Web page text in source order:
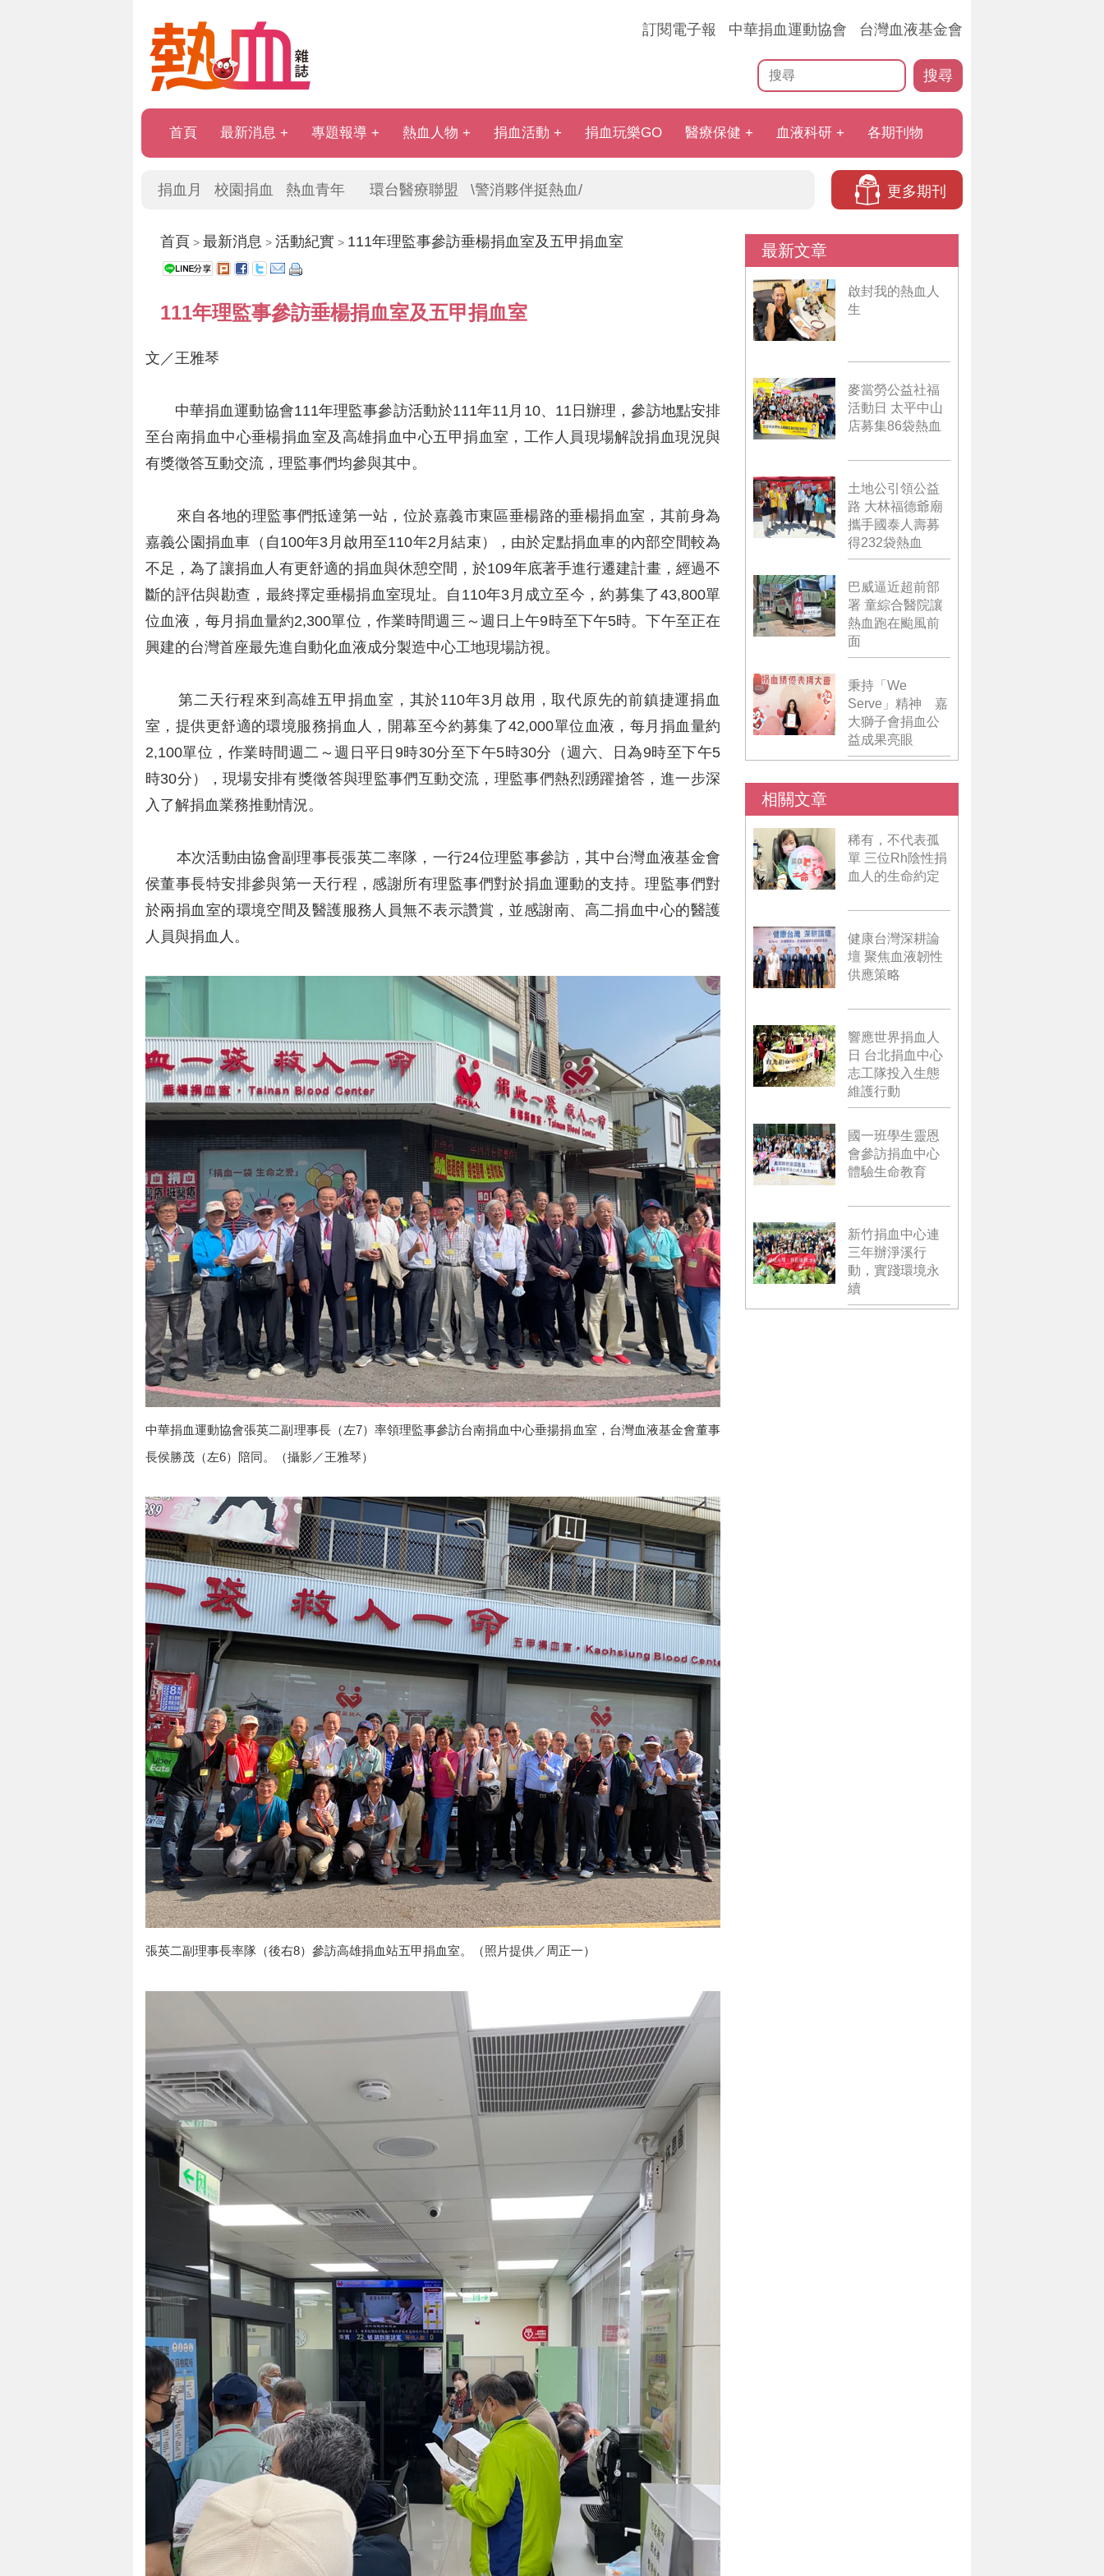
訂閱電子報 中華捐血運動協會 台灣血液基金會
搜尋
首頁 最新消息 專題報導 熱血人物 捐血活動 捐血玩樂GO 醫療保健 血液科研 各期刊物
捐血月 校園捐血 熱血青年 環台醫療聯盟 \警消夥伴挺熱血/ 更多期刊
首頁 > 最新消息 > 活動紀實> 111年理監事參訪垂楊捐血室及五甲捐血室
111年理監事參訪垂楊捐血室及五甲捐血室
文／王雅琴
中華捐血運動協會111年理監事參訪活動於111年11月10、11日辦理，參訪地點安排
至台南捐血中心垂楊捐血室及高雄捐血中心五甲捐血室，工作人員現場解說捐血現況與
有獎徵答互動交流，理監事們均參與其中。
來自各地的理監事們抵達第一站，位於嘉義市東區垂楊路的垂楊捐血室，其前身為
嘉義公園捐血車（自100年3月啟用至110年2月結束），由於定點捐血車的內部空間較為
不足，為了讓捐血人有更舒適的捐血與休憩空間，於109年底著手進行遷建計畫，經過不
斷的評估與勘查，最終擇定垂楊捐血室現址。自110年3月成立至今，約募集了43,800單
位血液，每月捐血量約2,300單位，作業時間週三～週日上午9時至下午5時。下午至正在
興建的台灣首座最先進自動化血液成分製造中心工地現場訪視。
第二天行程來到高雄五甲捐血室，其於110年3月啟用，取代原先的前鎮捷運捐血
室，提供更舒適的環境服務捐血人，開幕至今約募集了42,000單位血液，每月捐血量約
2,100單位，作業時間週二～週日平日9時30分至下午5時30分（週六、日為9時至下午5
時30分），現場安排有獎徵答與理監事們互動交流，理監事們熱烈踴躍搶答，進一步深
入了解捐血業務推動情況。
本次活動由協會副理事長張英二率隊，一行24位理監事參訪，其中台灣血液基金會
侯董事長特安排參與第一天行程，感謝所有理監事們對於捐血運動的支持。理監事們對
於兩捐血室的環境空間及醫護服務人員無不表示讚賞，並感謝南、高二捐血中心的醫護
人員與捐血人。
中華捐血運動協會張英二副理事長（左7）率領理監事參訪台南捐血中心垂揚捐血室，台灣血液基金會董事
長侯勝茂（左6）陪同。（攝影／王雅琴）
張英二副理事長率隊（後右8）參訪高雄捐血站五甲捐血室。（照片提供／周正一）
最新文章
啟封我的熱血人
生
麥當勞公益社福
活動日 太平中山
店募集86袋熱血
土地公引領公益
路 大林福德爺廟
攜手國泰人壽募
得232袋熱血
巴威逼近超前部
署 童綜合醫院讓
熱血跑在颱風前
面
秉持「We
Serve」精神 嘉
大獅子會捐血公
益成果亮眼
相關文章
稀有，不代表孤
單 三位Rh陰性捐
血人的生命約定
健康台灣深耕論
壇 聚焦血液韌性
供應策略
響應世界捐血人
日 台北捐血中心
志工隊投入生態
維護行動
國一班學生靈恩
會參訪捐血中心
體驗生命教育
新竹捐血中心連
三年辦淨溪行
動，實踐環境永
續